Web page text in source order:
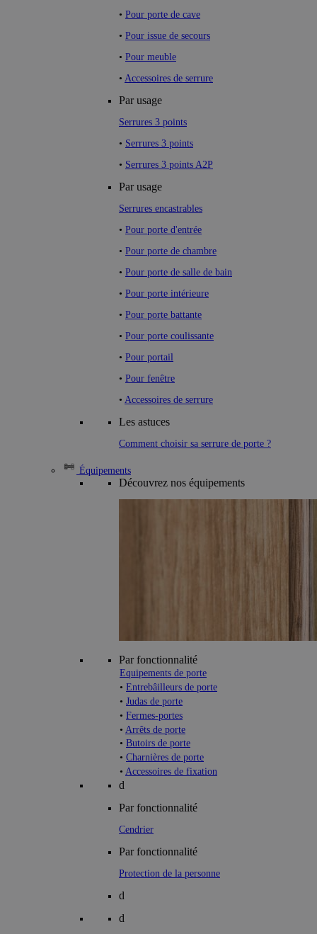
• Pour porte de cave
• Pour issue de secours
• Pour meuble
• Accessoires de serrure
Par usage
Serrures 3 points
• Serrures 3 points
• Serrures 3 points A2P
Par usage
Serrures encastrables
• Pour porte d'entrée
• Pour porte de chambre
• Pour porte de salle de bain
• Pour porte intérieure
• Pour porte battante
• Pour porte coulissante
• Pour portail
• Pour fenêtre
• Accessoires de serrure
Les astuces
Comment choisir sa serrure de porte ?
Équipements
Découvrez nos équipements
Par fonctionnalité
Equipements de porte
• Entrebâilleurs de porte
• Judas de porte
• Fermes-portes
• Arrêts de porte
• Butoirs de porte
• Charnières de porte
• Accessoires de fixation
d
Par fonctionnalité
Cendrier
Par fonctionnalité
Protection de la personne
d
d